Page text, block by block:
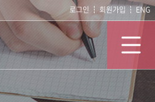
로그인 회원가입 ENG